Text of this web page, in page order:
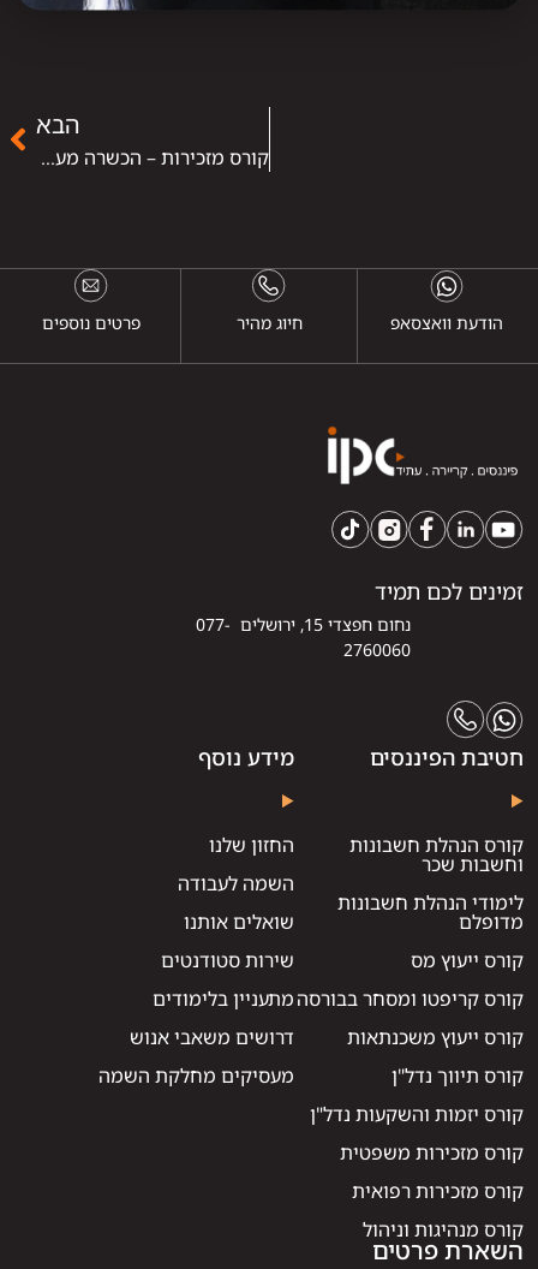
הבא
קורס מזכירות – הכשרה מעשית לקריירה משרדית מבוקשת
הודעת וואצסאפ חיוג מהיר פרטים נוספים
זמינים לכם תמיד
נחום חפצדי 15, ירושלים 077-
2760060
חטיבת הפיננסים
קורס הנהלת חשבונות
וחשבות שכר
לימודי הנהלת חשבונות
מדופלם
קורס ייעוץ מס
קורס קריפטו ומסחר בבורסה
קורס ייעוץ משכנתאות
קורס תיווך נדל"ן
קורס יזמות והשקעות נדל"ן
קורס מזכירות משפטית
קורס מזכירות רפואית
קורס מנהיגות וניהול
מידע נוסף
החזון שלנו
השמה לעבודה
שואלים אותנו
שירות סטודנטים
מתעניין בלימודים
דרושים משאבי אנוש
מעסיקים מחלקת השמה
השארת פרטים